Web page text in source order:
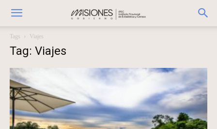
Tags Viajes
Tag: Viajes